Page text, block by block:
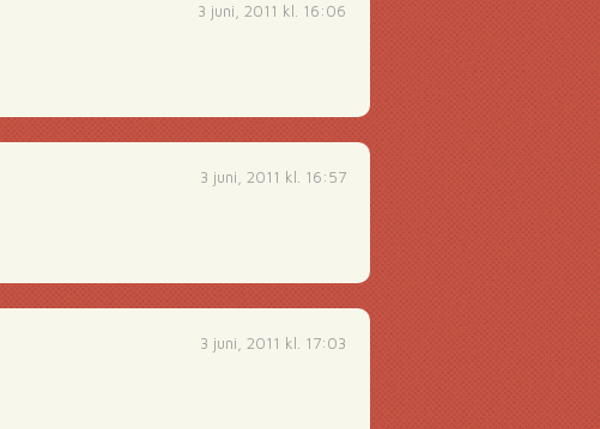
3 juni, 2011 kl. 16:06
3 juni, 2011 kl. 16:57
3 juni, 2011 kl. 17:03